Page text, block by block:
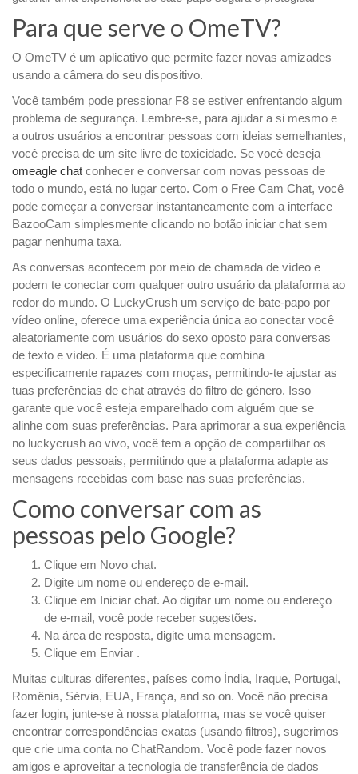
Para que serve o OmeTV?
O OmeTV é um aplicativo que permite fazer novas amizades
usando a câmera do seu dispositivo.
Você também pode pressionar F8 se estiver enfrentando algum
problema de segurança. Lembre-se, para ajudar a si mesmo e
a outros usuários a encontrar pessoas com ideias semelhantes,
você precisa de um site livre de toxicidade. Se você deseja
omeagle chat conhecer e conversar com novas pessoas de
todo o mundo, está no lugar certo. Com o Free Cam Chat, você
pode começar a conversar instantaneamente com a interface
BazooCam simplesmente clicando no botão iniciar chat sem
pagar nenhuma taxa.
As conversas acontecem por meio de chamada de vídeo e
podem te conectar com qualquer outro usuário da plataforma ao
redor do mundo. O LuckyCrush um serviço de bate-papo por
vídeo online, oferece uma experiência única ao conectar você
aleatoriamente com usuários do sexo oposto para conversas
de texto e vídeo. É uma plataforma que combina
especificamente rapazes com moças, permitindo-te ajustar as
tuas preferências de chat através do filtro de género. Isso
garante que você esteja emparelhado com alguém que se
alinhe com suas preferências. Para aprimorar a sua experiência
no luckycrush ao vivo, você tem a opção de compartilhar os
seus dados pessoais, permitindo que a plataforma adapte as
mensagens recebidas com base nas suas preferências.
Como conversar com as
pessoas pelo Google?
Clique em Novo chat.
Digite um nome ou endereço de e-mail.
Clique em Iniciar chat. Ao digitar um nome ou endereço
de e-mail, você pode receber sugestões.
Na área de resposta, digite uma mensagem.
Clique em Enviar .
Muitas culturas diferentes, países como Índia, Iraque, Portugal,
Romênia, Sérvia, EUA, França, and so on. Você não precisa
fazer login, junte-se à nossa plataforma, mas se você quiser
encontrar correspondências exatas (usando filtros), sugerimos
que crie uma conta no ChatRandom. Você pode fazer novos
amigos e aproveitar a tecnologia de transferência de dados